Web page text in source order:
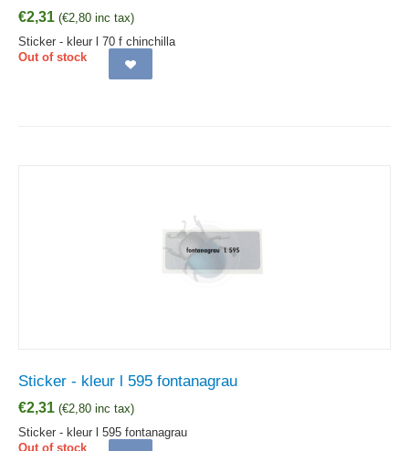
€2,31 (€2,80 inc tax)
Sticker - kleur l 70 f chinchilla
Out of stock
Sticker - kleur l 595 fontanagrau
€2,31 (€2,80 inc tax)
Sticker - kleur l 595 fontanagrau
Out of stock